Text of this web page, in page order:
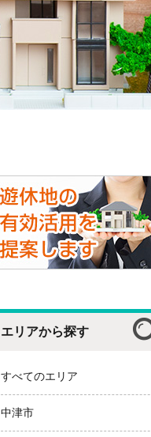
エリアから探す
すべてのエリア
中津市